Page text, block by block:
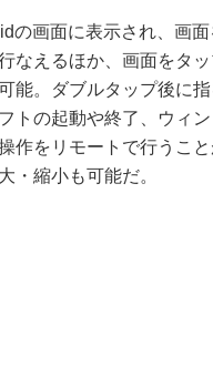
画面に表示され、画面
なえるほか、画面をタ
能。ダブルタップ後に
トの起動や終了、ウィ
作をリモートで行うこ
・縮小も可能だ。